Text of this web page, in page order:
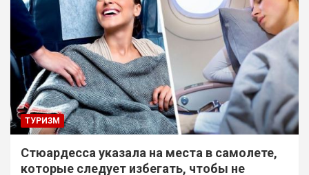
ТУРИЗМ
Стюардесса указала на места в самолете,
которые следует избегать, чтобы не